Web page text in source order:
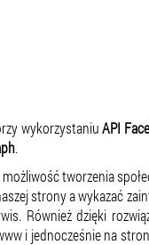
wykorzystaniuAPI
.
tworzenia
strony a wykazać
Również dzięki
i jednocześnie na